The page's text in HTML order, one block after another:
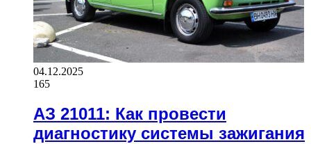
04.12.2025
165
АЗ 21011: Как провести
диагностику системы зажигания